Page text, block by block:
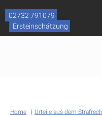
content
02732 791079
Ersteinschätzung
Home
Urteile aus dem